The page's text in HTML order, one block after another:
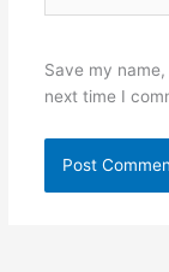
Save my
next time I